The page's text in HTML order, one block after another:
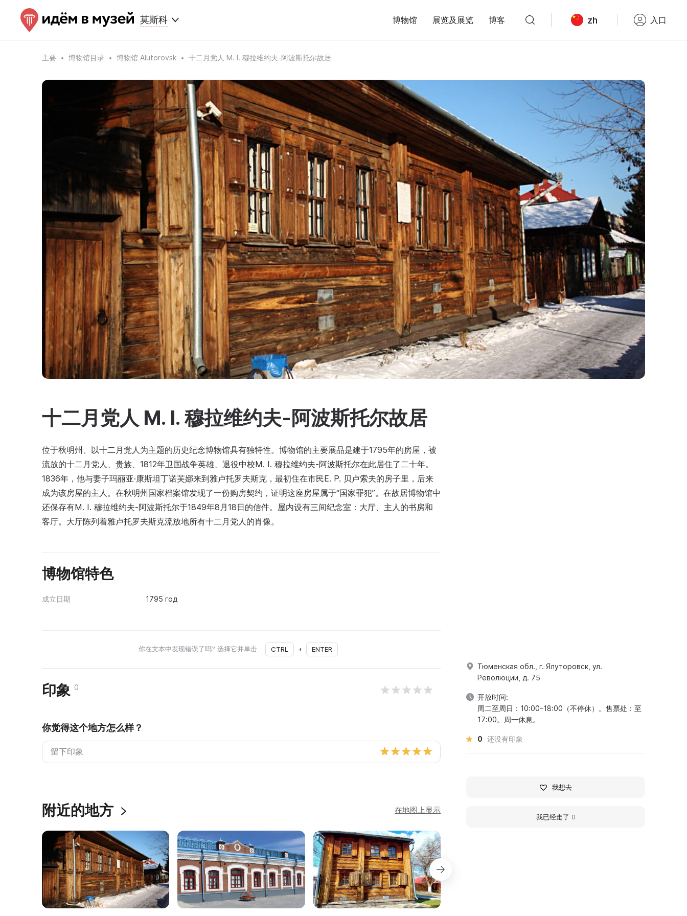
莫斯科 博物馆 展览及展览 博客 zh 入口
主要 博物馆目录 博物馆 Alutorovsk 十二月党人 M. I. 穆拉维约夫-阿波斯托尔故居
十二月党人 M. I. 穆拉维约夫-阿波斯托尔故居
位于秋明州、以十二月党人为主题的历史纪念博物馆具有独特性。博物馆的主要展品是建于1795年的房屋，被
流放的十二月党人、贵族、1812年卫国战争英雄、退役中校M. I. 穆拉维约夫-阿波斯托尔在此居住了二十年。
1836年，他与妻子玛丽亚·康斯坦丁诺芙娜来到雅卢托罗夫斯克，最初住在市民E. P. 贝卢索夫的房子里，后来
成为该房屋的主人。在秋明州国家档案馆发现了一份购房契约，证明这座房屋属于“国家罪犯”。在故居博物馆中
还保存有M. I. 穆拉维约夫-阿波斯托尔于1849年8月18日的信件。屋内设有三间纪念室：大厅、主人的书房和
客厅。大厅陈列着雅卢托罗夫斯克流放地所有十二月党人的肖像。
博物馆特色
成立日期 1795 год
你在文本中发现错误了吗? 选择它并单击 CTRL + ENTER
印象 0
你觉得这个地方怎么样？
附近的地方 在地图上显示
Тюменская обл., г. Ялуторовск, ул.
Революции, д. 75
开放时间:
周二至周日：10:00–18:00（不停休）。售票处：至
17:00。周一休息。
0 还没有印象
我想去
我已经走了 0